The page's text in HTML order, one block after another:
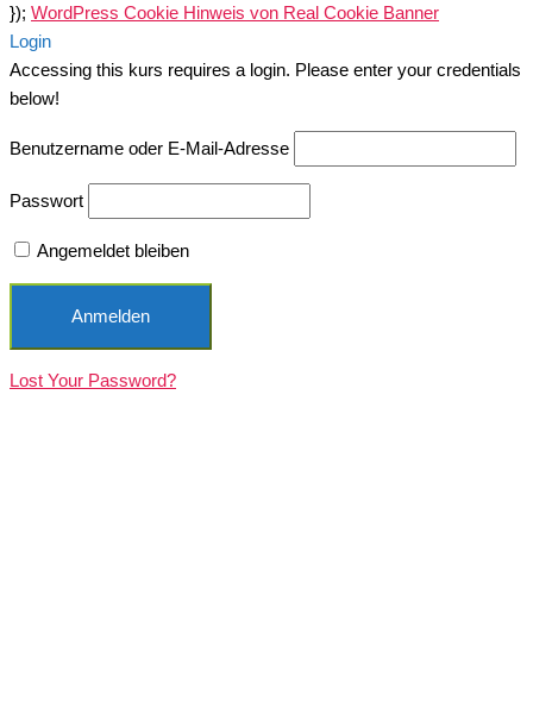
}); WordPress Cookie Hinweis von Real Cookie Banner
Login
Accessing this kurs requires a login. Please enter your credentials
below!
Benutzername oder E-Mail-Adresse
Passwort
Angemeldet bleiben
Lost Your Password?